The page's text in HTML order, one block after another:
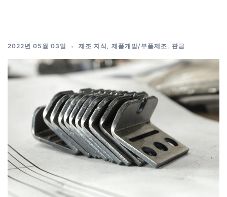
2022년 05월 03일 제조 지식 , 제품개발/부품제조, 판금